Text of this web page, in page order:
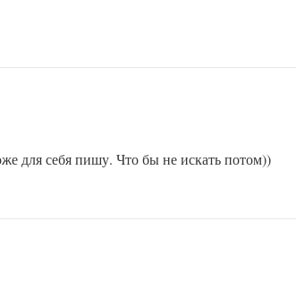
для себя пишу. Что бы не искать потом))